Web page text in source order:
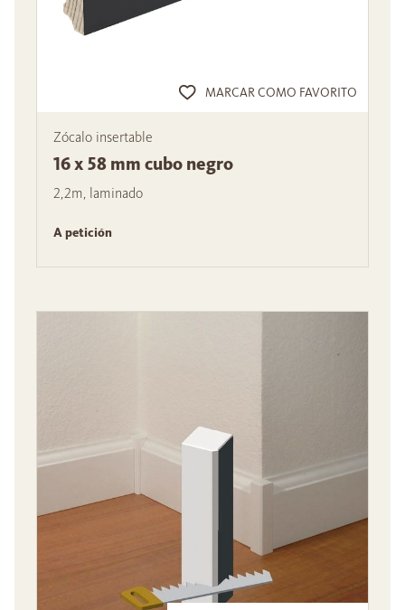
MARCAR COMO FAVORITO
Zócalo insertable
16 x 58 mm cubo negro
2,2m, laminado
A petición